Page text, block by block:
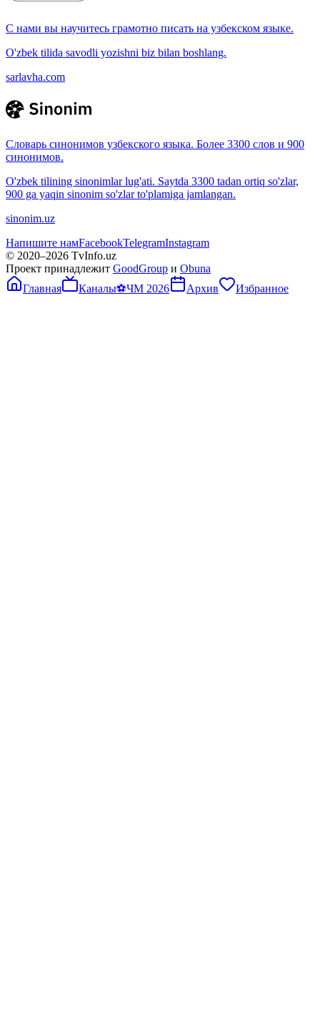
С нами вы научитесь грамотно писать на узбекском языке.
O'zbek tilida savodli yozishni biz bilan boshlang.
sarlavha.com
Словарь синонимов узбекского языка. Более 3300 слов и 900
синонимов.
O'zbek tilining sinonimlar lug'ati. Saytda 3300 tadan ortiq so'zlar,
900 ga yaqin sinonim so'zlar to'plamiga jamlangan.
sinonim.uz
Напишите намFacebookTelegramInstagram
© 2020–2026 TvInfo.uz
Проект принадлежит GoodGroup и Obuna
Главная
Каналы⚽ЧМ 2026 Архив Избранное